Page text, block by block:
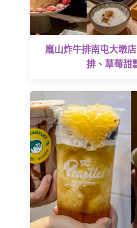
嵐山炸牛排南屯大墩
排、草莓甜